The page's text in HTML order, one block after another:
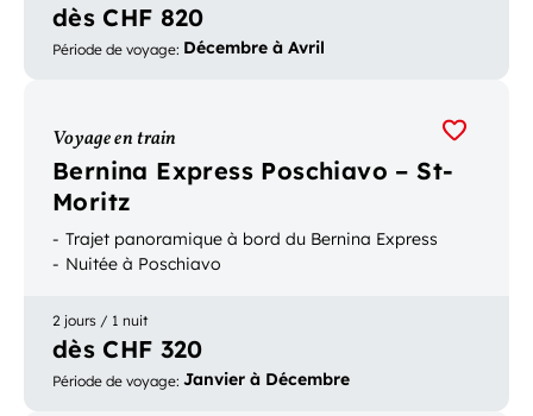
dès CHF 820
Période de voyage: Décembre à Avril
Voyage en train
Bernina Express Poschiavo – St-
Moritz
Trajet panoramique à bord du Bernina Express
Nuitée à Poschiavo
2 jours / 1 nuit
dès CHF 320
Période de voyage: Janvier à Décembre